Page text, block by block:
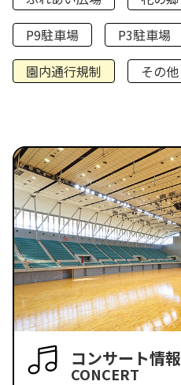
P9駐車場
P3駐車場
園内通行規制
その他
コンサート情報
CONCERT